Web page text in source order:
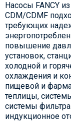
Насосы FANCY
CDM/CDMF
требующих
повышение
установок,
холодной и
охлаждения и
пищевой и
теплицы,
системы
индукционное